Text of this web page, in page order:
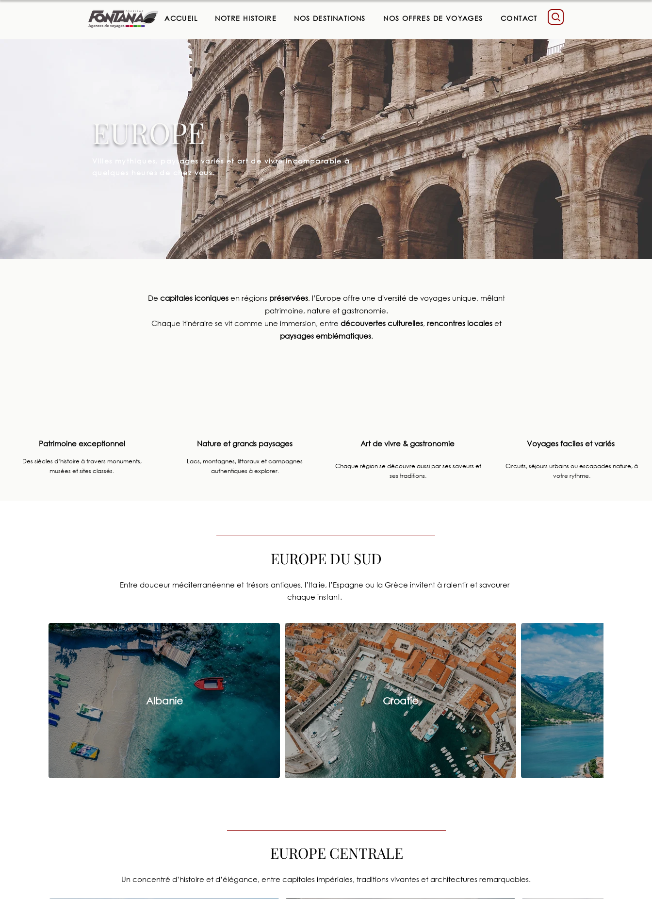
ACCUEIL NOTRE HISTOIRE NOS DESTINATIONS NOS OFFRES DE VOYAGES CONTACT
EUROPE
Villes mythiques, paysages variés et art de vivre incomparable à
quelques heures de chez vous.
De capitales iconiquesen régions préservées, l’Europe offre une diversité de voyages unique, mêlant
patrimoine, nature et gastronomie.
Chaque itinéraire se vit comme une immersion, entre découvertes culturelles, rencontres localeset
paysages emblématiques.
Patrimoine exceptionnel
Des siècles d’histoire à travers monuments,
musées et sites classés.
Nature et grands paysages
Lacs, montagnes, littoraux et campagnes
authentiques à explorer.
Art de vivre & gastronomie
Chaque région se découvre aussi par ses saveurs et
ses traditions.
Voyages faciles et variés
Circuits, séjours urbains ou escapades nature, à
votre rythme.
EUROPE DU SUD
Entre douceur méditerranéenne et trésors antiques, l’Italie, l’Espagne ou la Grèce invitent à ralentir et savourer
chaque instant.
Albanie Croatie
EUROPE CENTRALE
Un concentré d’histoire et d’élégance, entre capitales impériales, traditions vivantes et architectures remarquables.